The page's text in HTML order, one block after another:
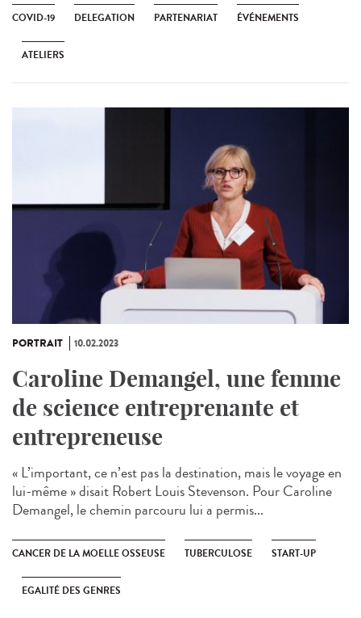
COVID-19 DELEGATION PARTENARIAT ÉVÉNEMENTS
ATELIERS
PORTRAIT 10.02.2023
Caroline Demangel, une femme
de science entreprenante et
entrepreneuse
« L’important, ce n’est pas la destination, mais le voyage en
lui-même » disait Robert Louis Stevenson. Pour Caroline
Demangel, le chemin parcouru lui a permis...
CANCER DE LA MOELLE OSSEUSE TUBERCULOSE START-UP
EGALITÉ DES GENRES